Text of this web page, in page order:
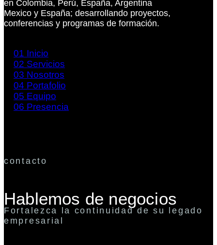
en Colombia, Perú, España, Argentina
Mexico y España; desarrollando proyectos,
conferencias y programas de formación.
01 Inicio
02 Servicios
03 Nosotros
04 Portafolio
05 Equipo
06 Presencia
contacto
Hablemos de negocios
Fortalezca la continuidad de su legado
empresarial